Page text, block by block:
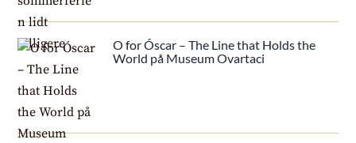
O for Óscar – The Line that Holds the
World på Museum Ovartaci